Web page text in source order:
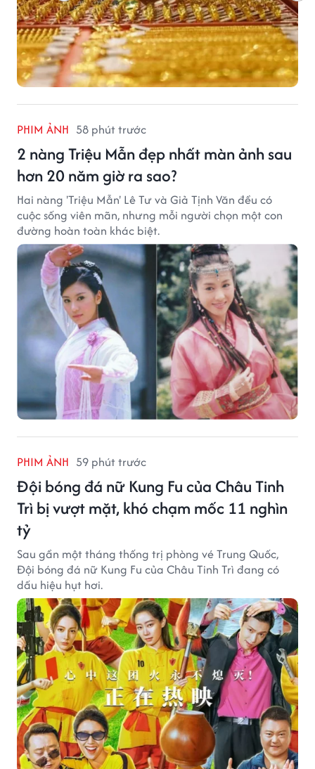
PHIM ẢNH 58 phút trước
2 nàng Triệu Mẫn đẹp nhất màn ảnh sau
hơn 20 năm giờ ra sao?
Hai nàng 'Triệu Mẫn' Lê Tư và Giả Tịnh Văn đều có
cuộc sống viên mãn, nhưng mỗi người chọn một con
đường hoàn toàn khác biệt.
PHIM ẢNH 59 phút trước
Đội bóng đá nữ Kung Fu của Châu Tinh
Trì bị vượt mặt, khó chạm mốc 11 nghìn
tỷ
Sau gần một tháng thống trị phòng vé Trung Quốc,
Đội bóng đá nữ Kung Fu của Châu Tinh Trì đang có
dấu hiệu hụt hơi.